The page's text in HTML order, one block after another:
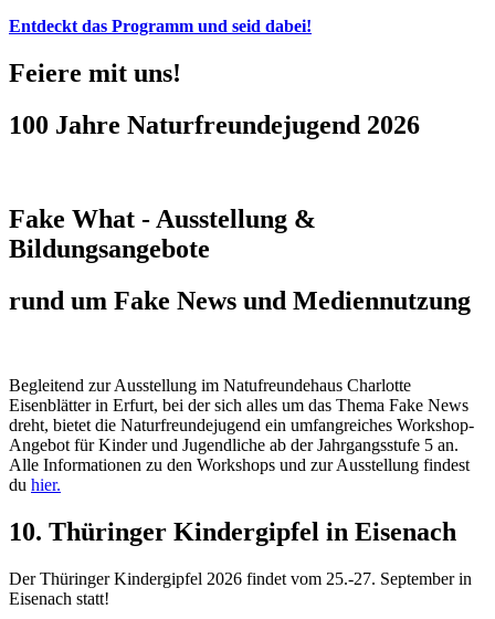
Entdeckt das Programm und seid dabei!
Feiere mit uns!
100 Jahre Naturfreundejugend 2026
Fake What - Ausstellung &
Bildungsangebote
rund um Fake News und Mediennutzung
Begleitend zur Ausstellung im Natufreundehaus Charlotte
Eisenblätter in Erfurt, bei der sich alles um das Thema Fake News
dreht, bietet die Naturfreundejugend ein umfangreiches Workshop-
Angebot für Kinder und Jugendliche ab der Jahrgangsstufe 5 an.
Alle Informationen zu den Workshops und zur Ausstellung findest
du hier.
10. Thüringer Kindergipfel in Eisenach
Der Thüringer Kindergipfel 2026 findet vom 25.-27. September in
Eisenach statt!